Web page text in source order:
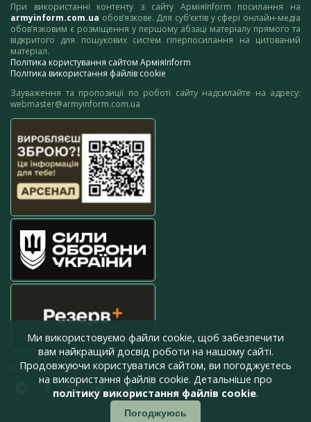
При використанні контенту з сайту АрміяInform посилання на
armyinform.com.ua обов’язкове. Для суб’єктів у сфері онлайн-медіа
обов’язковим є розміщення у першому абзаці матеріалу прямого та
відкритого для пошукових систем гіперпосилання на цитований
матеріал.
Політика користування сайтом АрміяInform
Політика використання файлів cookie
Зауваження та пропозиції по роботі сайту надсилайте на адресу:
webmaster@armyinform.com.ua
press@armyinform.com.ua
Ми використовуємо файли cookie, щоб забезпечити
вам найкращий досвід роботи на нашому сайті.
Продовжуючи користуватися сайтом, ви погоджуєтесь
на використання файлів cookie. Детальніше про
політику використання файлів cookie.
Погоджуюсь